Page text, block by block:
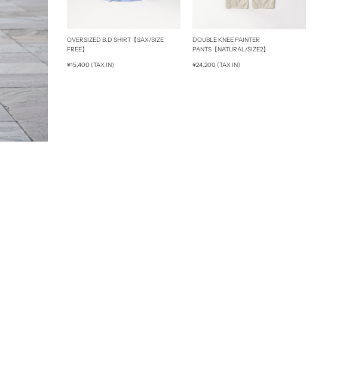
OVERSIZED B.D SHIRT【SAX/SIZE
FREE】
¥15,400 (TAX IN)
DOUBLE KNEE PAINTER
PANTS【NATURAL/SIZE2】
¥24,200 (TAX IN)